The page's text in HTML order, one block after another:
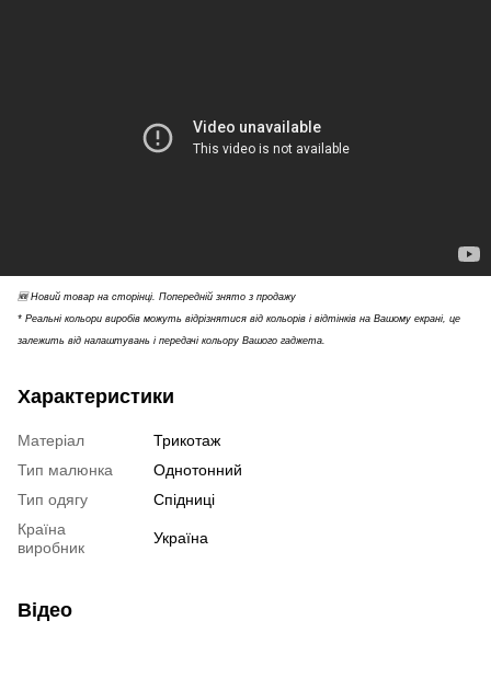
🆕 Новий товар на сторінці. Попередній знято з продажу
* Реальні кольори виробів можуть відрізнятися від кольорів і відтінків на Вашому екрані, це
залежить від налаштувань і передачі кольору Вашого гаджета.
Характеристики
Матеріал
Трикотаж
Тип малюнка
Однотонний
Тип одягу
Спідниці
Країна
виробник
Україна
Відео